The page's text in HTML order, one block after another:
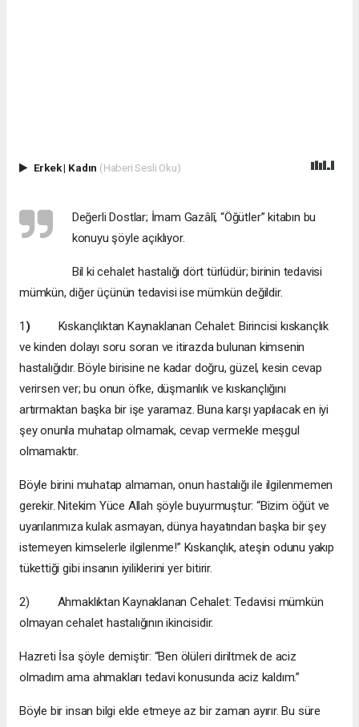
Erkek| Kadın (Haberi Sesli Oku)
Değerli Dostlar; İmam Gazâlî, “Öğütler” kitabın bu
konuyu şöyle açıklıyor.
Bil ki cehalet hastalığı dört türlüdür; birinin tedavisi
mümkün, diğer üçünün tedavisi ise mümkün değildir.
1) Kıskançlıktan Kaynaklanan Cehalet: Birincisi kıskançlık
ve kinden dolayı soru soran ve itirazda bulunan kimsenin
hastalığıdır. Böyle birisine ne kadar doğru, güzel, kesin cevap
verirsen ver; bu onun öfke, düşmanlık ve kıskançlığını
artırmaktan başka bir işe yaramaz. Buna karşı yapılacak en iyi
şey onunla muhatap olmamak, cevap vermekle meşgul
olmamaktır.
Böyle birini muhatap almaman, onun hastalığı ile ilgilenmemen
gerekir. Nitekim Yüce Allah şöyle buyurmuştur: “Bizim öğüt ve
uyarılarımıza kulak asmayan, dünya hayatından başka bir şey
istemeyen kimselerle ilgilenme!” Kıskançlık, ateşin odunu yakıp
tükettiği gibi insanın iyiliklerini yer bitirir.
2) Ahmaklıktan Kaynaklanan Cehalet: Tedavisi mümkün
olmayan cehalet hastalığının ikincisidir.
Hazreti İsa şöyle demiştir: “Ben ölüleri diriltmek de aciz
olmadım ama ahmakları tedavi konusunda aciz kaldım.”
Böyle bir insan bilgi elde etmeye az bir zaman ayırır. Bu süre